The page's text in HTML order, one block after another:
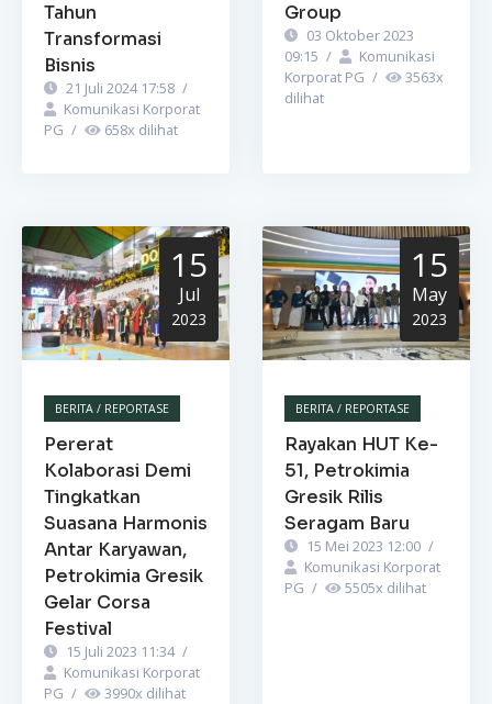
Tahun
Transformasi
Bisnis
21 Juli 2024 17:58 /
Komunikasi Korporat
PG / 658x dilihat
Group
03 Oktober 2023
09:15 /
Komunikasi
Korporat PG / 3563x
dilihat
15
Jul
2023
BERITA / REPORTASE
Pererat
Kolaborasi Demi
Tingkatkan
Suasana Harmonis
Antar Karyawan,
Petrokimia Gresik
Gelar Corsa
Festival
15 Juli 2023 11:34 /
Komunikasi Korporat
PG / 3990x dilihat
15
May
2023
BERITA / REPORTASE
Rayakan HUT Ke-
51, Petrokimia
Gresik Rilis
Seragam Baru
15 Mei 2023 12:00 /
Komunikasi Korporat
PG / 5505x dilihat